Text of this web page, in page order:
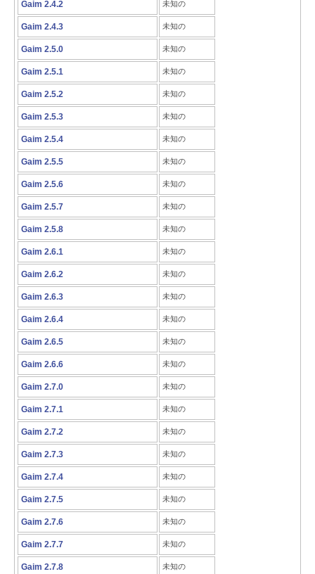
Gaim 2.4.2 未知の
Gaim 2.4.3 未知の
Gaim 2.5.0 未知の
Gaim 2.5.1 未知の
Gaim 2.5.2 未知の
Gaim 2.5.3 未知の
Gaim 2.5.4 未知の
Gaim 2.5.5 未知の
Gaim 2.5.6 未知の
Gaim 2.5.7 未知の
Gaim 2.5.8 未知の
Gaim 2.6.1 未知の
Gaim 2.6.2 未知の
Gaim 2.6.3 未知の
Gaim 2.6.4 未知の
Gaim 2.6.5 未知の
Gaim 2.6.6 未知の
Gaim 2.7.0 未知の
Gaim 2.7.1 未知の
Gaim 2.7.2 未知の
Gaim 2.7.3 未知の
Gaim 2.7.4 未知の
Gaim 2.7.5 未知の
Gaim 2.7.6 未知の
Gaim 2.7.7 未知の
Gaim 2.7.8 未知の